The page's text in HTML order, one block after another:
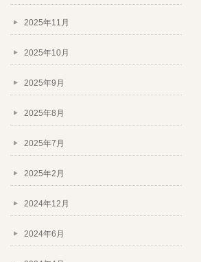
2025年11月
2025年10月
2025年9月
2025年8月
2025年7月
2025年2月
2024年12月
2024年6月